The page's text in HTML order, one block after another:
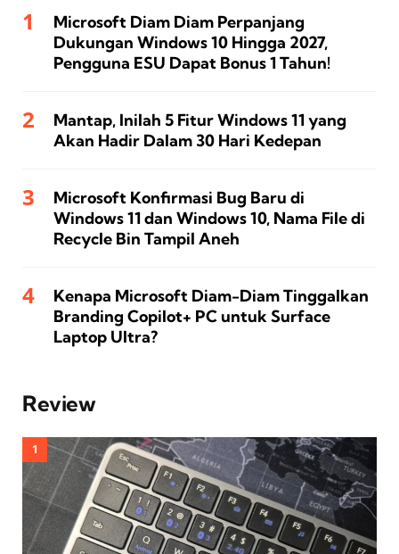
Microsoft Diam Diam Perpanjang
Dukungan Windows 10 Hingga 2027,
Pengguna ESU Dapat Bonus 1 Tahun!
Mantap, Inilah 5 Fitur Windows 11 yang
Akan Hadir Dalam 30 Hari Kedepan
Microsoft Konfirmasi Bug Baru di
Windows 11 dan Windows 10, Nama File di
Recycle Bin Tampil Aneh
Kenapa Microsoft Diam-Diam Tinggalkan
Branding Copilot+ PC untuk Surface
Laptop Ultra?
Review